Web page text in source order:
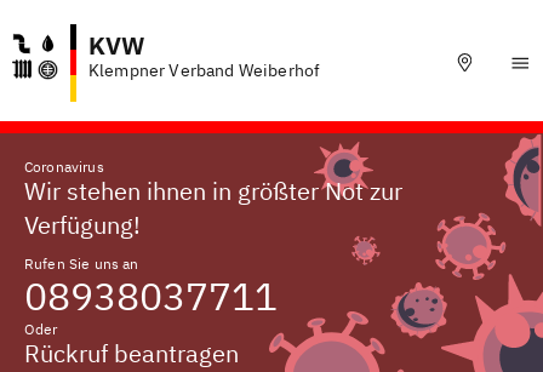
KVW
Klempner Verband Weiberhof
Coronavirus
Wir stehen ihnen in größter Not zur
Verfügung!
Rufen Sie uns an
08938037711
Oder
Rückruf beantragen